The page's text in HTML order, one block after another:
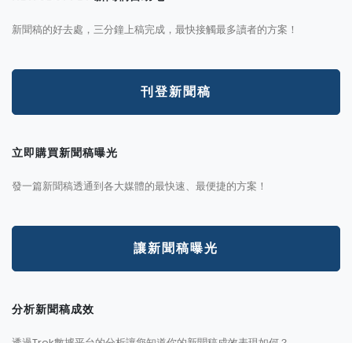
新聞稿的好去處，三分鐘上稿完成，最快接觸最多讀者的方案！
刊登新聞稿
立即購買新聞稿曝光
發一篇新聞稿透通到各大媒體的最快速、最便捷的方案！
讓新聞稿曝光
分析新聞稿成效